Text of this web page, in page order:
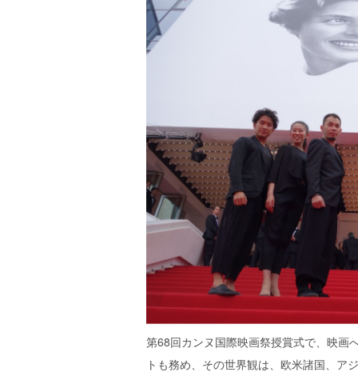
第68回カンヌ国際映画祭授賞式で、映画
トも務め、その世界観は、欧米諸国、ア